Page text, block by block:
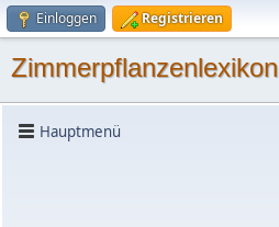
Einloggen Registrieren
Zimmerpflanzenlexikon
Hauptmenü